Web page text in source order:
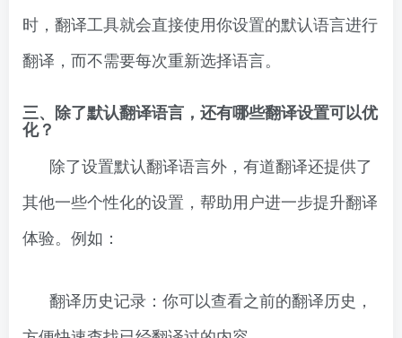
时，翻译工具就会直接使用你设置的默认语言进行
翻译，而不需要每次重新选择语言。
三、除了默认翻译语言，还有哪些翻译设置可以优
化？
除了设置默认翻译语言外，有道翻译还提供了
其他一些个性化的设置，帮助用户进一步提升翻译
体验。例如：
翻译历史记录：你可以查看之前的翻译历史，